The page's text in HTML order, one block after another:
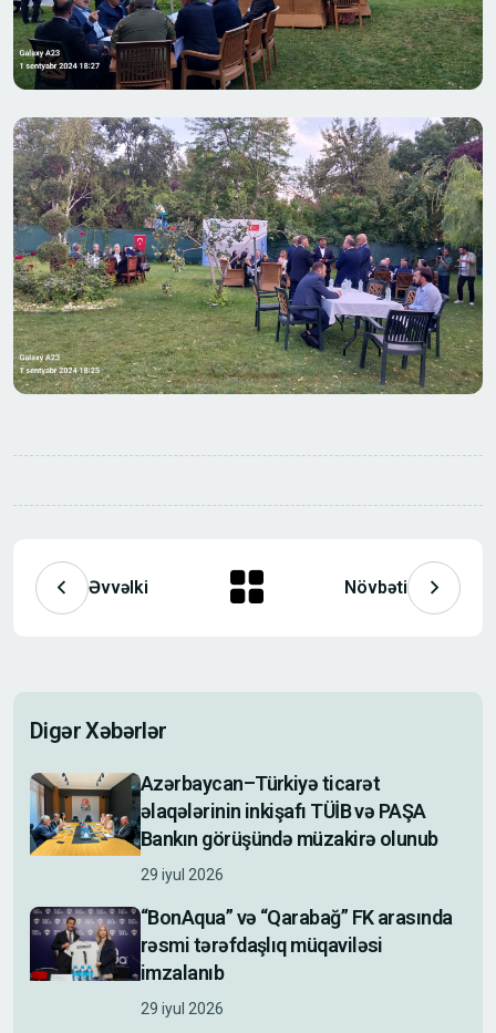
Əvvəlki Növbəti
Digər Xəbərlər
Azərbaycan–Türkiyə ticarət
əlaqələrinin inkişafı TÜİB və PAŞA
Bankın görüşündə müzakirə olunub
29 iyul 2026
“BonAqua” və “Qarabağ” FK arasında
rəsmi tərəfdaşlıq müqaviləsi
imzalanıb
29 iyul 2026